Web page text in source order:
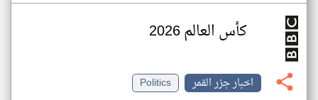
كأس العالم 2026
اخبار جزر القمر
Politics